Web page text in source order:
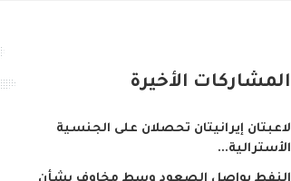
المشاركات الأخيرة
لاعبتان إيرانيتان تحصلان على الجنسية
الأسترالية...